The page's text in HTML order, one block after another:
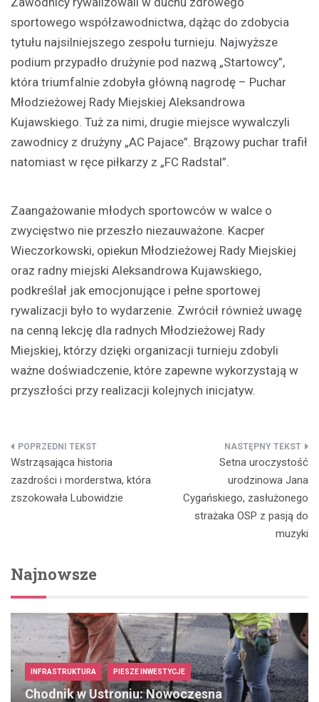
sportowego współzawodnictwa, dążąc do zdobycia
tytułu najsilniejszego zespołu turnieju. Najwyższe
podium przypadło drużynie pod nazwą „Startowcy”,
która triumfalnie zdobyła główną nagrodę – Puchar
Młodzieżowej Rady Miejskiej Aleksandrowa
Kujawskiego. Tuż za nimi, drugie miejsce wywalczyli
zawodnicy z drużyny „AC Pajace”. Brązowy puchar trafił
natomiast w ręce piłkarzy z „FC Radstal”.
Zaangażowanie młodych sportowców w walce o
zwycięstwo nie przeszło niezauważone. Kacper
Wieczorkowski, opiekun Młodzieżowej Rady Miejskiej
oraz radny miejski Aleksandrowa Kujawskiego,
podkreślał jak emocjonujące i pełne sportowej
rywalizacji było to wydarzenie. Zwrócił również uwagę
na cenną lekcję dla radnych Młodzieżowej Rady
Miejskiej, którzy dzięki organizacji turnieju zdobyli
ważne doświadczenie, które zapewne wykorzystają w
przyszłości przy realizacji kolejnych inicjatyw.
Nawigacja
wpisu
Wstrząsająca historia
zazdrości i morderstwa, która
zszokowała Lubowidzie
Setna uroczystość
urodzinowa Jana
Cygańskiego, zasłużonego
strażaka OSP z pasją do
muzyki
Najnowsze
INFRASTRUKTURA PIESZE INWESTYCJE
Chodnik w Ustroniu: Nowoczesna